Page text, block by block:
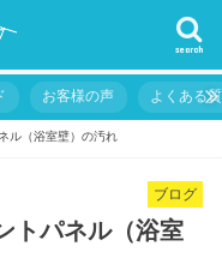
search
お客様の声 よくある
ル（浴室壁）の汚れ
ブログ
トパネル（浴室